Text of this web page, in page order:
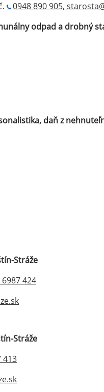
0948 890 905,
odpad a drobný
daň z
Stráže
424
Stráže
413